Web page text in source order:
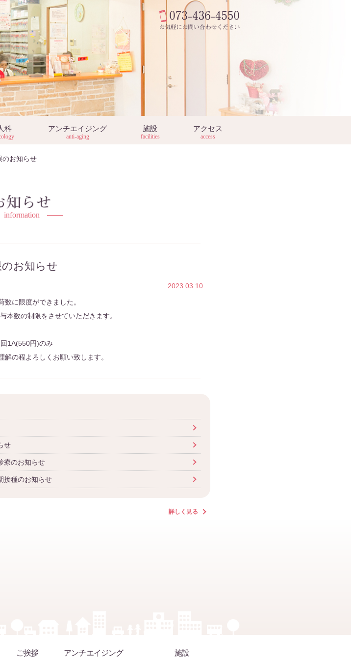
科 アンチエイジング
anti-aging
施設
facilities
アクセス
access
のお知らせ
information
お知らせ
2023.03.10
に限度ができました。
本数の制限をさせていただきます。
1A(550円)のみ
の程よろしくお願い致します。
せ
療のお知らせ
接種のお知らせ
詳しく見る
ご挨拶 アンチエイジング 施設